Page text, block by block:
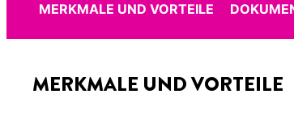
MERKMALE UND VORTEILE
MERKMALE UND VORTEILE